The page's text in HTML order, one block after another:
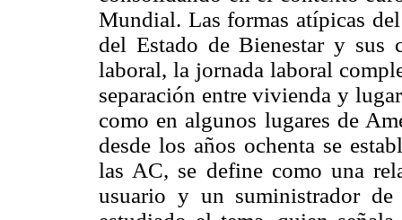
Mundial. Las formas atípicas
del Estado de Bienestar y sus
laboral, la jornada laboral
separación entre vivienda y
como en algunos lugares de
desde los años ochenta se
las AC, se define como una
usuario y un suministrador